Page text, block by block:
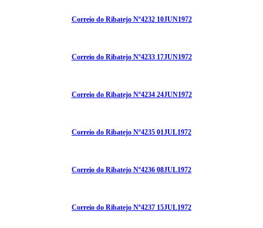
Correio do Ribatejo Nº4232 10JUN1972
Correio do Ribatejo Nº4233 17JUN1972
Correio do Ribatejo Nº4234 24JUN1972
Correio do Ribatejo Nº4235 01JUL1972
Correio do Ribatejo Nº4236 08JUL1972
Correio do Ribatejo Nº4237 15JUL1972